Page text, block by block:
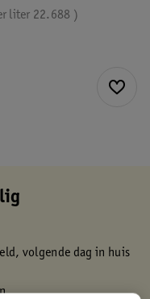
22.688
liter
volgende dag in huis